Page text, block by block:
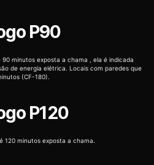
P90
minutos exposta a chama , ela é indicada
de energia elétrica. Locais com paredes que
(CF-180).
P120
120 minutos exposta a chama.